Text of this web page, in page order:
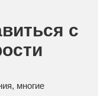
с
многие